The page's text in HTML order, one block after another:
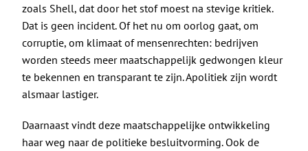
zoals Shell, dat door het stofmoest na stevige kritiek.
Dat is geen incident. Of het nu om oorlog gaat, om
corruptie, om klimaat of mensenrechten: bedrijven
worden steeds meer maatschappelijk gedwongen kleur
te bekennen en transparant te zijn. Apolitiek zijn wordt
alsmaar lastiger.
Daarnaast vindt deze maatschappelijke ontwikkeling
haar weg naar de politieke besluitvorming. Ook de